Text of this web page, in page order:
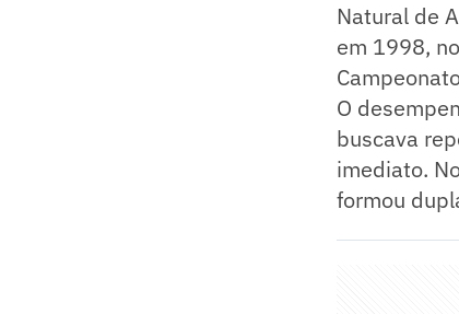
Natural de
em 1998,
O
buscava
imediato.
formou